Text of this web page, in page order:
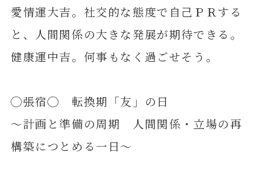
愛情運大吉。社交的な態度で自己ＰＲする
と、人間関係の大きな発展が期待できる。
健康運中吉。何事もなく過ごせそう。
◯張宿◯ 転換期「友」の日
～計画と準備の周期 人間関係・立場の再
構築につとめる一日～